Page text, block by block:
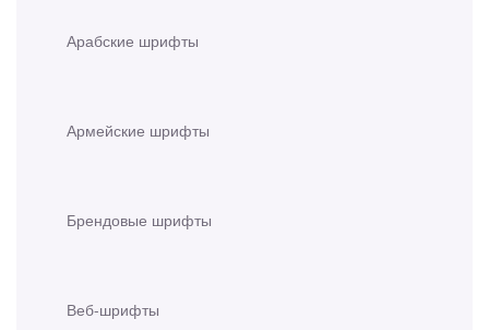
Арабские шрифты
Армейские шрифты
Брендовые шрифты
Веб-шрифты